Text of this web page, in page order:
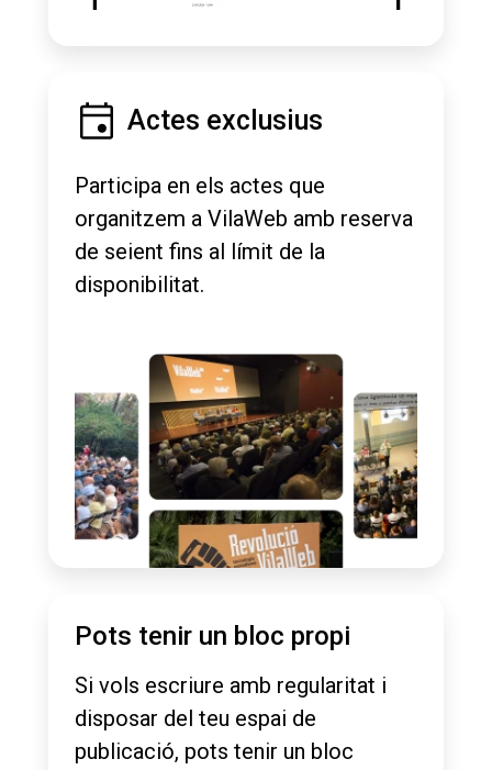
Actes exclusius
Participa en els actes que
organitzem a VilaWeb amb reserva
de seient fins al límit de la
disponibilitat.
Pots tenir un bloc propi
Si vols escriure amb regularitat i
disposar del teu espai de
publicació, pots tenir un bloc